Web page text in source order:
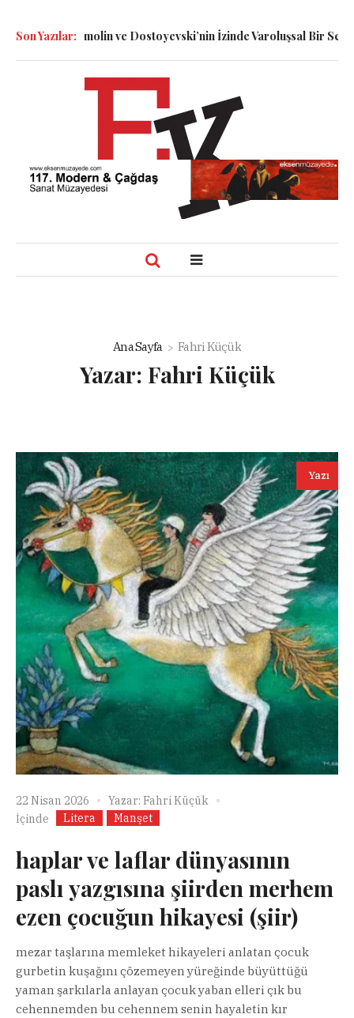
Son Yazılar:
Dennett, Smolin ve Dostoyevski’nin İzinde Varoluşsal Bir Sentez
Ana Sayfa Fahri Küçük
Yazar: Fahri Küçük
Yazı
22 Nisan 2026 Yazar: Fahri Küçük
İçinde
Litera Manşet
haplar ve laflar dünyasının
paslı yazgısına şiirden merhem
ezen çocuğun hikayesi (şiir)
mezar taşlarına memleket hikayeleri anlatan çocuk
gurbetin kuşağını çözemeyen yüreğinde büyüttüğü
yaman şarkılarla anlayan çocuk yaban elleri çık bu
cehennemden bu cehennem senin hayaletin kır